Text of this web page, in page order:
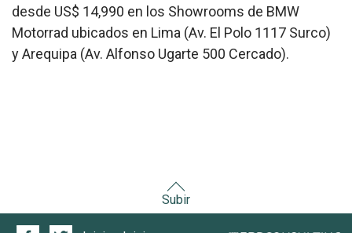
desde US$ 14,990 en los Showrooms de BMW
Motorrad ubicados en Lima (Av. El Polo 1117 Surco)
y Arequipa (Av. Alfonso Ugarte 500 Cercado).
Subir